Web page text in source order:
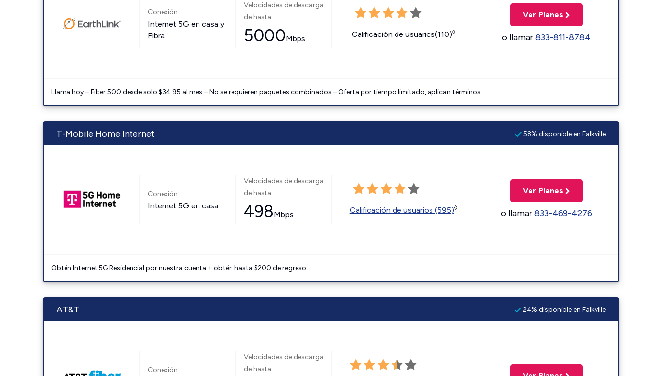
Conexión:
Internet 5G en casa y
Fibra
Velocidades de descarga
de hasta
5000Mbps Calificación de usuarios(110)◊
Ver Planes
o llamar833-811-8784
Llama hoy – Fiber 500 desde solo $34.95 al mes – No se requieren paquetes combinados – Oferta por tiempo limitado, aplican términos.
T-Mobile Home Internet 58% disponible en Falkville
Conexión:
Internet 5G en casa
Velocidades de descarga
de hasta
498Mbps Calificación de usuarios (595)◊
Ver Planes
o llamar833-469-4276
Obtén Internet 5G Residencial por nuestra cuenta + obtén hasta $200 de regreso.
AT&T 24% disponible en Falkville
Conexión:
Velocidades de descarga
de hasta